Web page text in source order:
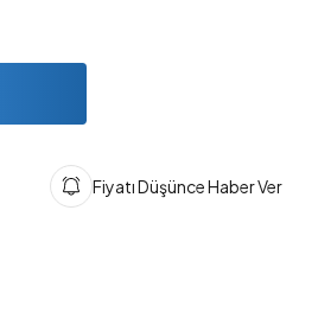
Fiyatı Düşünce Haber Ver